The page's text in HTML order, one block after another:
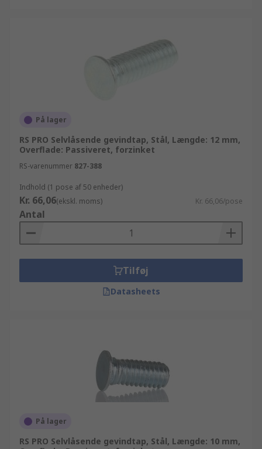
På lager
RS PRO Selvlåsende gevindtap, Stål, Længde: 12 mm,
Overflade: Passiveret, forzinket
RS-varenummer 827-388
Indhold (1 pose af 50 enheder)
Kr. 66,06(ekskl. moms) Kr. 66,06/pose
Antal
Tilføj
Datasheets
På lager
RS PRO Selvlåsende gevindtap, Stål, Længde: 10 mm,